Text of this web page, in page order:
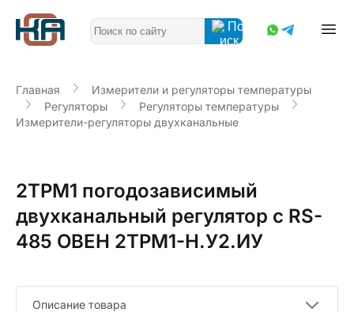
Главная
Измерители и регуляторы температуры
Регуляторы
Регуляторы температуры
Измерители-регуляторы двухканальные
2ТРМ1 погодозависимый
двухканальный регулятор с RS-
485 ОВЕН 2ТРМ1-Н.У2.ИУ
Описание товара